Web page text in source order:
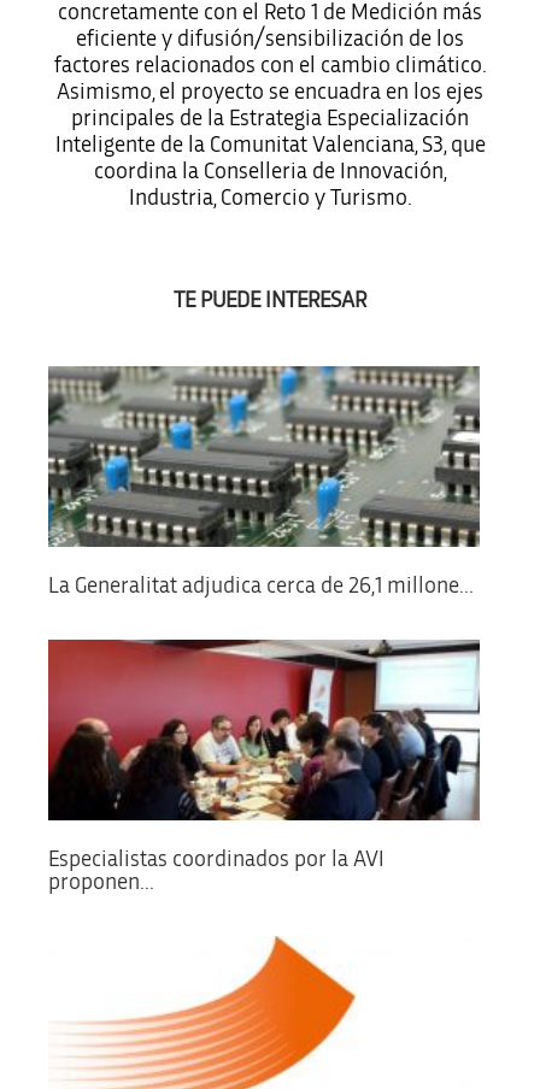
concretamente con el Reto 1 de Medición más
eficiente y difusión/sensibilización de los
factores relacionados con el cambio climático.
Asimismo, el proyecto se encuadra en los ejes
principales de la Estrategia Especialización
Inteligente de la Comunitat Valenciana, S3, que
coordina la Conselleria de Innovación,
Industria, Comercio y Turismo.
TE PUEDE INTERESAR
La Generalitat adjudica cerca de 26,1 millone...
Especialistas coordinados por la AVI
proponen...